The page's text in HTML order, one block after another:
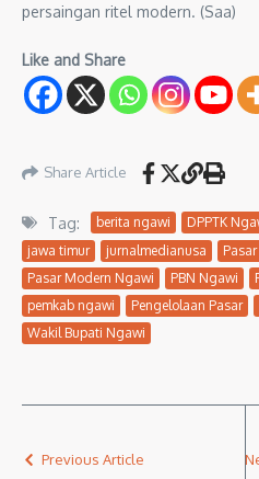
persaingan ritel modern. (Saa)
Like and Share
Share Article
Tag: berita ngawi DPPTK
jawa timur
jurnalmedianusa
Pasar Modern Ngawi
PBN Ngawi
pemkab ngawi
Pengelolaan Pasar
Wakil Bupati Ngawi
Previous Article